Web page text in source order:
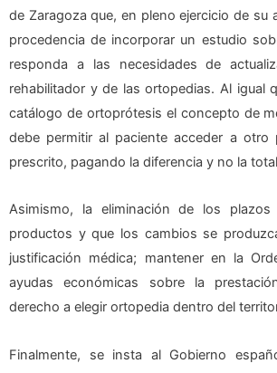
de Zaragoza que, en pleno ejercicio de su
procedencia de incorporar un estudio
responda a las necesidades de
rehabilitador y de las ortopedias. Al igual
catálogo de ortoprótesis el concepto de
debe permitir al paciente acceder a otro
prescrito, pagando la diferencia y no la
Asimismo, la eliminación de los
productos y que los cambios se
justificación médica; mantener en la
ayudas económicas sobre la
derecho a elegir ortopedia dentro del
Finalmente, se insta al Gobierno